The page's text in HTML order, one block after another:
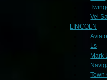
Vel
LINCOLN
Ls
Mark
Town